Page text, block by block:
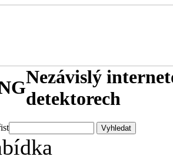
Nezávislý
detektorech